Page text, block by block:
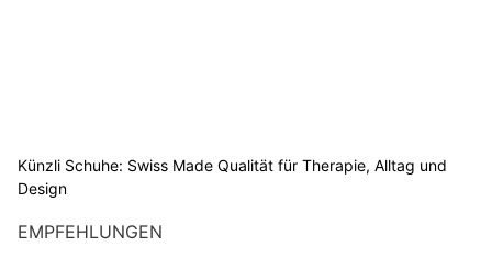
Künzli Schuhe: Swiss Made Qualität für Therapie, Alltag und
Design
EMPFEHLUNGEN